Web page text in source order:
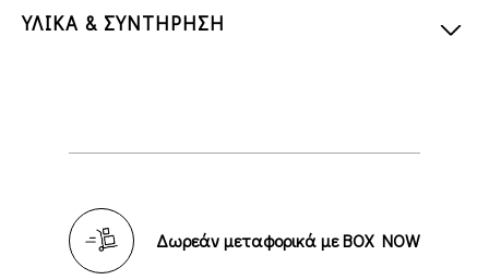
ΥΛΙΚΑ & ΣΥΝΤΗΡΗΣΗ
Δωρεάν μεταφορικά με BOX NOW